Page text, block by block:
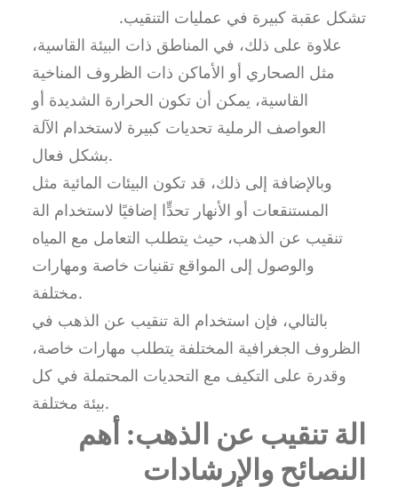
تشكل عقبة كبيرة في عمليات التنقيب.
علاوة على ذلك، في المناطق ذات البيئة القاسية،
مثل الصحاري أو الأماكن ذات الظروف المناخية
القاسية، يمكن أن تكون الحرارة الشديدة أو
العواصف الرملية تحديات كبيرة لاستخدام الآلة
بشكل فعال.
وبالإضافة إلى ذلك، قد تكون البيئات المائية مثل
المستنقعات أو الأنهار تحدٍّا إضافيًا لاستخدام الة
تنقيب عن الذهب، حيث يتطلب التعامل مع المياه
والوصول إلى المواقع تقنيات خاصة ومهارات
مختلفة.
بالتالي، فإن استخدام الة تنقيب عن الذهب في
الظروف الجغرافية المختلفة يتطلب مهارات خاصة،
وقدرة على التكيف مع التحديات المحتملة في كل
بيئة مختلفة.
الة تنقيب عن الذهب: أهم
النصائح والإرشادات